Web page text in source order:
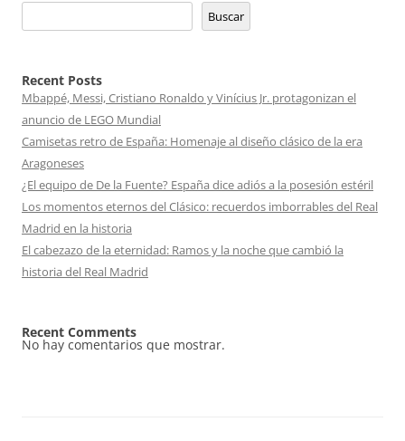
Buscar
Recent Posts
Mbappé, Messi, Cristiano Ronaldo y Vinícius Jr. protagonizan el
anuncio de LEGO Mundial
Camisetas retro de España: Homenaje al diseño clásico de la era
Aragoneses
¿El equipo de De la Fuente? España dice adiós a la posesión estéril
Los momentos eternos del Clásico: recuerdos imborrables del Real
Madrid en la historia
El cabezazo de la eternidad: Ramos y la noche que cambió la
historia del Real Madrid
Recent Comments
No hay comentarios que mostrar.